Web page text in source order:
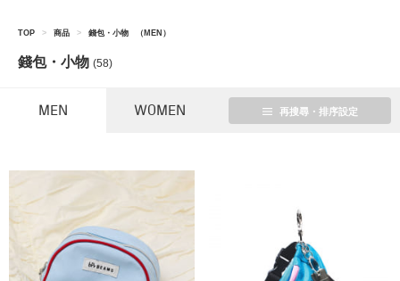
TOP > 商品 > 錢包・小物 （MEN）
錢包・小物 (58)
MEN WOMEN 再搜尋・排序設定